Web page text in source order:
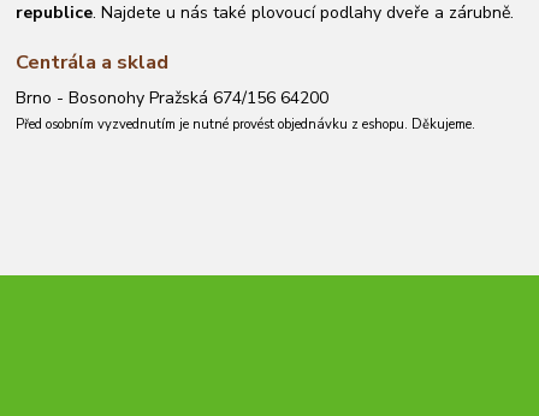
republice. Najdete u nás také plovoucí podlahy dveře a zárubně.
Centrála a sklad
Brno - Bosonohy Pražská 674/156 64200
Před osobním vyzvednutím je nutné provést objednávku z eshopu. Děkujeme.